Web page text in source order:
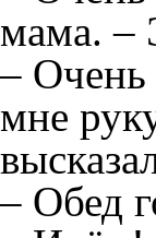
мама. –
– Очень
мне
– Обед